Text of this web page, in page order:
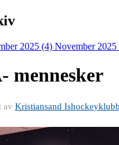
2025 (4) November 2025
mennesker
av Kristiansand Ishockeyklubb